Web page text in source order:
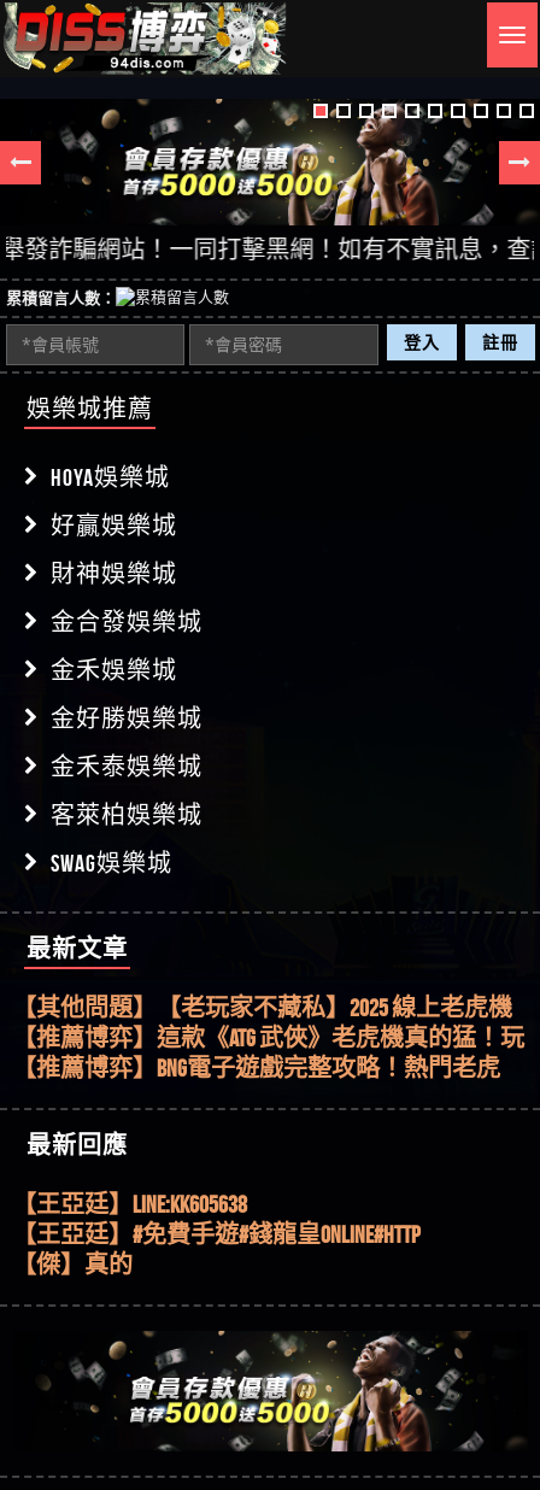
騙網站！一同打擊黑網！如有不實訊息，查證後
累積留言人數：
登入 註冊
娛樂城推薦
HOYA娛樂城
好贏娛樂城
財神娛樂城
金合發娛樂城
金禾娛樂城
金好勝娛樂城
金禾泰娛樂城
客萊柏娛樂城
SWAG娛樂城
最新文章
【其他問題】用理性數據指路，開啟你的高回報
娛樂之旅
【其他問題】【老玩家不藏私】2025 線上老虎機
這樣挑！RTP、波動率和平台安全的全攻略！
【推薦博弈】這款《ATG 武俠》老虎機真的猛！玩
過才知道什麼叫超過3萬種中獎方式！
【推薦博弈】BNG電子遊戲完整攻略！熱門老虎
51,000倍數玩法攻略，輕鬆稱霸老虎機！
【其他問題】「拆解力智投資詐騙套路緊急追討
賴zg369」力智投資是不是詐騙 力智投資是真的嗎
力智投資是詐騙嗎 南部老翁還在癡迷力智投資高
回報獲利 請不要在匯款
【其他問題】 【遇天盛商行詐騙追回資金賴
zg369】天盛商行詐騙 天盛商行是不是詐騙 天盛商
行是真的嗎 天盛商行是詐騙嗎 被天盛商行詐騙一
招教你拿回
【其他問題】 受害者援助賴【zg369】退休老翁被
大戶e點靈詐騙痛不欲生 大戶e點靈是真的嗎 大戶e
點靈是不是詐騙 大戶e點靈是詐騙嗎 大戶e點靈無
法出金 （大戶e點靈）教你如何規避詐騙陷阱
【其他問題】 弘記投資詐騙持續收割國人中【免
費討回資金賴zg369】弘記投資是詐騙嗎 弘記投資
是不是詐騙 弘記投資是真的嗎 被弘記投資詐騙的
錢怎麼辦 本文教你如何拿回被騙資金
【其他問題】 被騙追回賴【zg369】KnTop利用新型
詐騙手法欺詐群眾 KnTop是真的嗎 KnTop是不是詐騙
KnTop是詐騙嗎 【KnTop】KnTop無法出金 被KnTop詐騙
的錢一招拿回
【其他問題】機台運算專案詐騙持續收割國人中
【免費討回資金賴zg369】機台運算專案是詐騙嗎
機台運算專案是不是詐騙 機台運算專案是真的嗎
被機台運算專案詐騙的錢怎麼辦 本文教你如何拿
回被騙資金
【其他問題】 Hoyabit詐騙持續收割國人中【免費
討回資金賴zg369】Hoyabit是詐騙嗎 Hoyabit是不是詐
騙 Hoyabit是真的嗎 被HoyabitHoyabit詐騙的錢怎麼辦
本文教你如何拿回被騙資金
【其他問題】KS.M多元化行銷詐騙持續收割國人
中【免費討回資金賴zg369】KS.M多元化行銷是詐
騙嗎 KS.M多元化行銷是不是詐騙 KS.M多元化行銷是
真的嗎 被KS.M多元化行銷詐騙的錢怎麼辦 本文教
你如何拿回被騙資金
【其他問題】免費追回賴「zg369」深度解析野原
家 Family & Love如何詐騙 野原家 Family & Love是不是詐
騙 野原家 Family & Love是真的嗎 野原家 Family & Love是
詐騙嗎 165多次通報野原家 Family & Love是詐騙平台
【其他問題】元盈橋詐騙持續收割國人中【免費
討回資金賴zg369】元盈橋是詐騙嗎 元盈橋是不是
詐騙 元盈橋是真的嗎 被元盈橋詐騙的錢怎麼辦
【其他問題】被騙追回賴【zg369】M.L.Edge利用新
型詐騙手法欺詐群眾 M.L.Edge是真的嗎 M.L.Edge是不
【其他問題】 Robinhood詐騙持續收割國人中【免
最新回應
【傑】推代理真的好相處
回答
【王亞廷】LINE:kK605638
【王亞廷】#免費手遊#錢龍皇ONLINE#http
【傑】真的
【沈樂慧】又是九州??爛死了黑網不要玩
【林伊依】爛死了拉贏錢直接鎖帳號可以去吃屎
【陳靜茹】推薦小畢，我也是小畢的會員～～
【黃家羭】推推
【AVA娛樂城】還會自己做假對話來毀謗欸哈哈哈